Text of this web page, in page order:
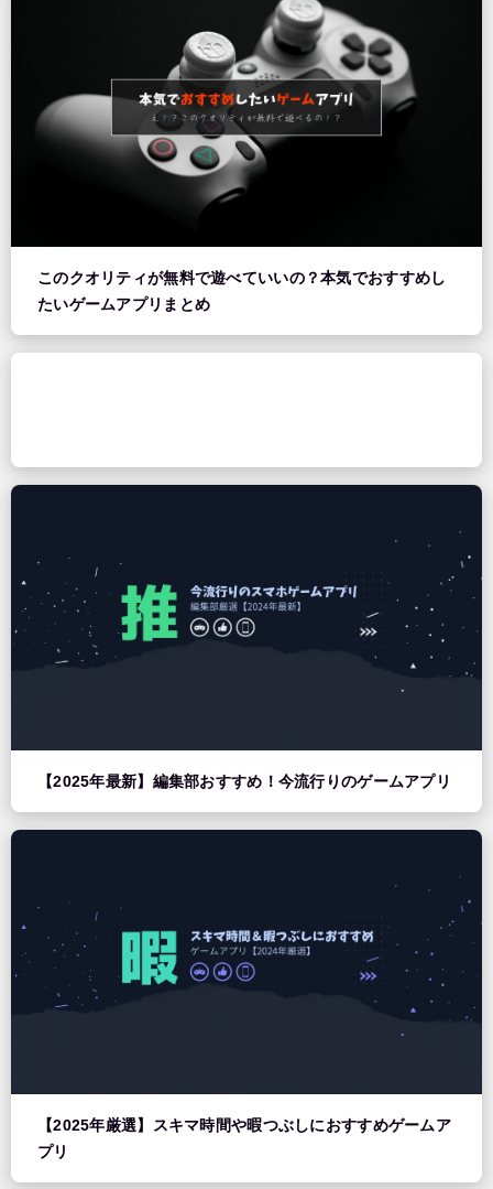
このクオリティが無料で遊べていいの？本気でおすすめし
たいゲームアプリまとめ
【2025年最新】編集部おすすめ！今流行りのゲームアプリ
【2025年厳選】スキマ時間や暇つぶしにおすすめゲームア
プリ